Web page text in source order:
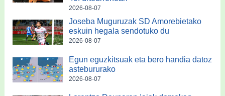
2026-08-07
Joseba Muguruzak SD Amorebietako
eskuin hegala sendotuko du
2026-08-07
Egun eguzkitsuak eta bero handia datoz
astebururako
2026-08-07